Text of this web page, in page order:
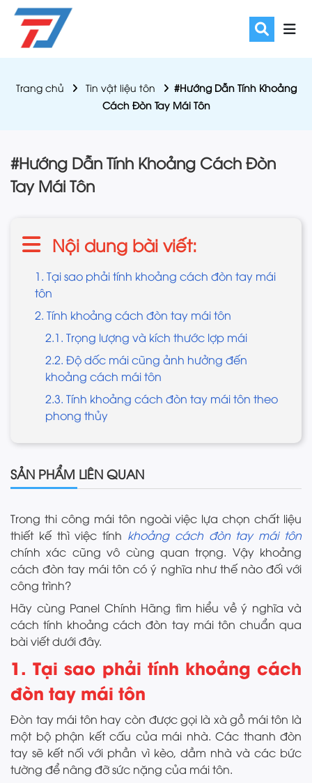
Trang chủ Tin vật liệu tôn
#Hướng Dẫn Tính Khoảng
Cách Đòn Tay Mái Tôn
#Hướng Dẫn Tính Khoảng Cách Đòn
Tay Mái Tôn
Nội dung bài viết:
1. Tại sao phải tính khoảng cách đòn tay mái
tôn
2. Tính khoảng cách đòn tay mái tôn
2.1. Trọng lượng và kích thước lợp mái
2.2. Độ dốc mái cũng ảnh hưởng đến
khoảng cách mái tôn
2.3. Tính khoảng cách đòn tay mái tôn theo
phong thủy
SẢN PHẨM LIÊN QUAN
Trong thi công mái tôn ngoài việc lựa chọn chất liệu
thiết kế thì việc tính khoảng cách đòn tay mái tôn
chính xác cũng vô cùng quan trọng. Vậy khoảng
cách đòn tay mái tôn có ý nghĩa như thế nào đối với
công trình?
Hãy cùng Panel Chính Hãng tìm hiểu về ý nghĩa và
cách tính khoảng cách đòn tay mái tôn chuẩn qua
bài viết dưới đây.
1. Tại sao phải tính khoảng cách
đòn tay mái tôn
Đòn tay mái tôn hay còn được gọi là xà gồ mái tôn là
một bộ phận kết cấu của mái nhà. Các thanh đòn
tay sẽ kết nối với phần vì kèo, dầm nhà và các bức
tường để nâng đỡ sức nặng của mái tôn.